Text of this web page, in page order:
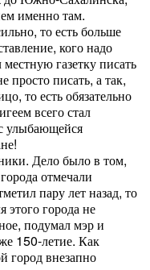
именно там.
то есть больше
кого надо
газетку писать
просто писать, а так,
то есть обязательно
всего стал
улыбающейся
Дело было в том,
отмечали
пару лет назад, то
города не
подумал мэр и
150-летие. Как
город внезапно